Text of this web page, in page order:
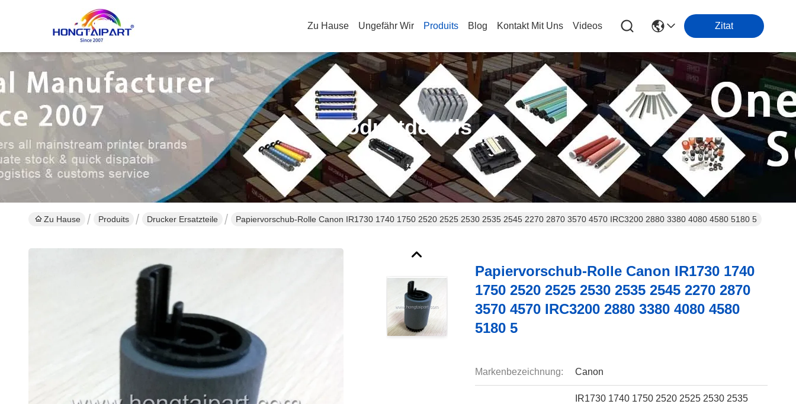
Zu Hause Ungefähr Wir Produits Blog Kontakt Mit Uns Videos Zitat
Produktdetails
Zu Hause Produits Drucker Ersatzteile Papiervorschub-Rolle Canon IR1730 1740 1750 2520 2525 2530 2535 2545 2270 2870 3570 4570 IRC3200 2880 3380 4080 4580 5180 5
Papiervorschub-Rolle Canon IR1730 1740
1750 2520 2525 2530 2535 2545 2270 2870
3570 4570 IRC3200 2880 3380 4080 4580
5180 5
Markenbezeichnung: Canon
IR1730 1740 1750 2520 2525 2530 2535